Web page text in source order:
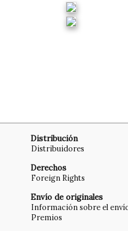
Distribución
Distribuidores
Derechos
Foreign Rights
Envío de originales
Información sobre el
Premios